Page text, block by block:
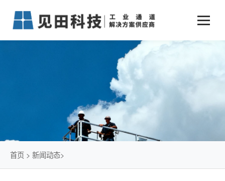
业务中心
仓储物流通道解决方案
智能立体库解决方案
简易升降机解决方案
新闻动态 +
传统仓储物流
石油化工行业
发展历程
首页 > 新闻动态>